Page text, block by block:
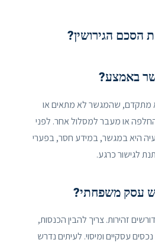
הסכם הגירושין?
באמצע?
מתקדם, שהמגשר לא מתאים או
או מעבר למסלול אחר. לפני
היא במגשר, במידע חסר, בפערי
לגישור כרגע.
עסק משפחתי?
זהירות. צריך להבין הכנסות,
עסקיים ומיסוי. לעיתים נדרש